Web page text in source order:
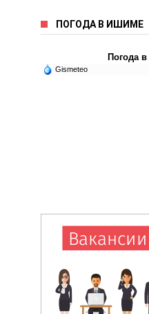
ПОГОДА В ИШИМЕ
Погода
Gismeteo